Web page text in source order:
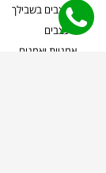
מעצבים בשבילך
מעצבים
אמניות ואמנים